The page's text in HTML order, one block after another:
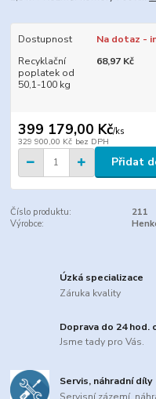
Dostupnost
Na dotaz -
Recyklační
poplatek od
50,1-100 kg
68,97 Kč
399 179,00 Kč/ks
329 900,00 Kč bez DPH
Přidat
Číslo produktu:
211
Výrobce:
Úzká specializace
Záruka kvality
Doprava do 24
Jsme tady pro Vás.
Servis, náhradní díly